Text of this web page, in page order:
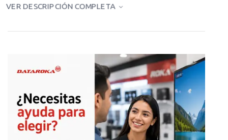
Almacenamiento: 512 GB SSD M.2 QLC
Diseño y pantalla
Pantalla de 15.6” Full HD (1920 × 1080)
Panel IPS WVA con tecnología antirreflejo
Frecuencia de actualización de 120 Hz
VER DESCRIPCIÓN COMPLETA